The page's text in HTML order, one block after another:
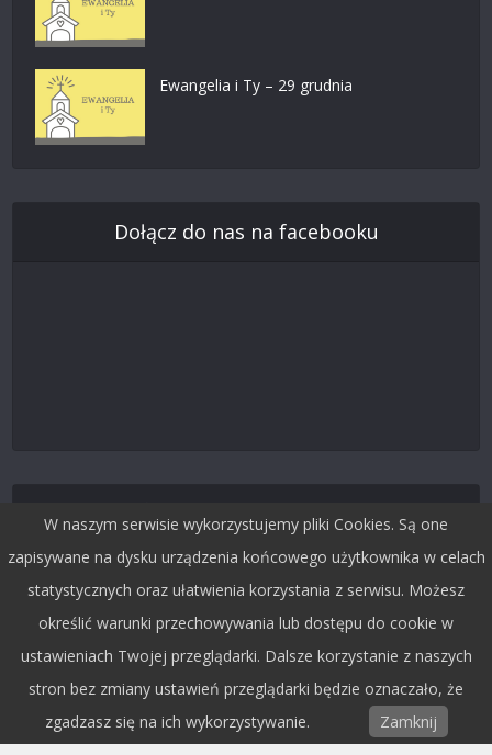
Ewangelia i Ty – 29 grudnia
Dołącz do nas na facebooku
Śledź nas na Twitterze
W naszym serwisie wykorzystujemy pliki Cookies. Są one
zapisywane na dysku urządzenia końcowego użytkownika w celach
statystycznych oraz ułatwienia korzystania z serwisu. Możesz
określić warunki przechowywania lub dostępu do cookie w
ustawieniach Twojej przeglądarki. Dalsze korzystanie z naszych
stron bez zmiany ustawień przeglądarki będzie oznaczało, że
zgadzasz się na ich wykorzystywanie.
Zamknij